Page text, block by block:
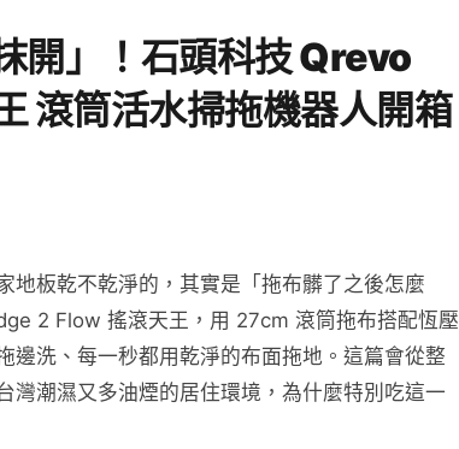
開」！石頭科技 Qrevo
滾筒活水掃拖機器人開箱
地板乾不乾淨的，其實是「拖布髒了之後怎麼
2 Flow 搖滾天王，用 27cm 滾筒拖布搭配恆壓
邊洗、每一秒都用乾淨的布面拖地。這篇會從整
灣潮濕又多油煙的居住環境，為什麼特別吃這一